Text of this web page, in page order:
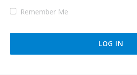
Remember Me